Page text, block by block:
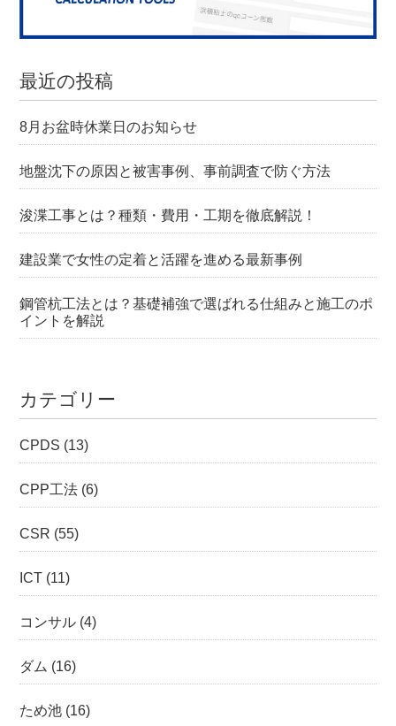
最近の投稿
8月お盆時休業日のお知らせ
地盤沈下の原因と被害事例、事前調査で防ぐ方法
浚渫工事とは？種類・費用・工期を徹底解説！
建設業で女性の定着と活躍を進める最新事例
鋼管杭工法とは？基礎補強で選ばれる仕組みと施工のポ
イントを解説
カテゴリー
CPDS (13)
CPP工法 (6)
CSR (55)
ICT (11)
コンサル (4)
ダム (16)
ため池 (16)